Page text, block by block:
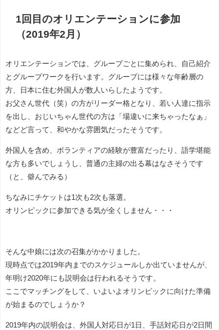
1回目のオリエンテーションに参加
（2019年2月）
オリエンテーションでは、グループごとに集められ、自己紹介
とグループワークを行います。グループには様々な年齢層の
方、日本に住む外国人が数人いらしたようです。
お父さん世代（笑）の方がリーダー格となり、若い人達に指示
を出し、おじいちゃん世代の方は「場違いに来ちゃったなぁ」
などど言って、和やかな雰囲気だったそうです。
外国人を含め、ボランティアの経験が豊富だったり、語学堪能
な方も多いでしょうし、普通の主婦の出る幕はなさそうです
（と、僻んでみる）
ちなみにチケットは1次も2次も落選。
オリンピックに参加できる気が全くしません・・・
そんな中娘には次の召集がかかりました。
現時点では2019年内までのスケジュールしか出ていませんが、
年明け2020年にも説明会は行われるそうです。
ここでマッチングをして、いよいよオリンピックに向けた準備
が始まるのでしょうか？
2019年内の説明会は、外国人対応日が1日、手話対応日が2日間